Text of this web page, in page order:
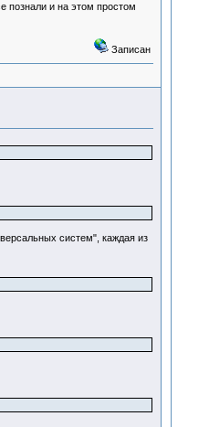
познали и на этом простом
Записан
систем", каждая из